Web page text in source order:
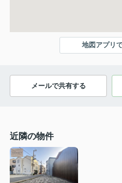
地図アプリ
メールで共有する
近隣の物件